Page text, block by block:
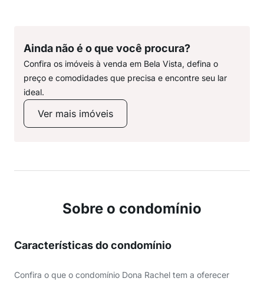
Ainda não é o que você procura?
Confira os imóveis à venda em Bela Vista, defina o
preço e comodidades que precisa e encontre seu lar
ideal.
Ver mais imóveis
Sobre o condomínio
Características do condomínio
Confira o que o condomínio Dona Rachel tem a oferecer